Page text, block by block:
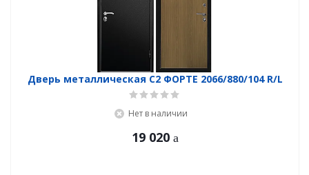
Дверь металлическая С2 ФОРТЕ 2066/880/104 R/L
Нет в наличии
19 020